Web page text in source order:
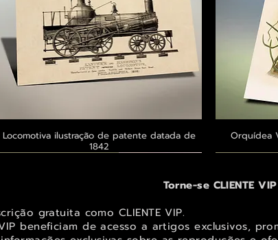
Visualização rápida
Locomotiva ilustração de patente datada de
1842
Orquídea
Torne-se CLIENTE VIP
gratuita como CLIENTE VIP.
beneficiam de acesso a artigos exclusivos,